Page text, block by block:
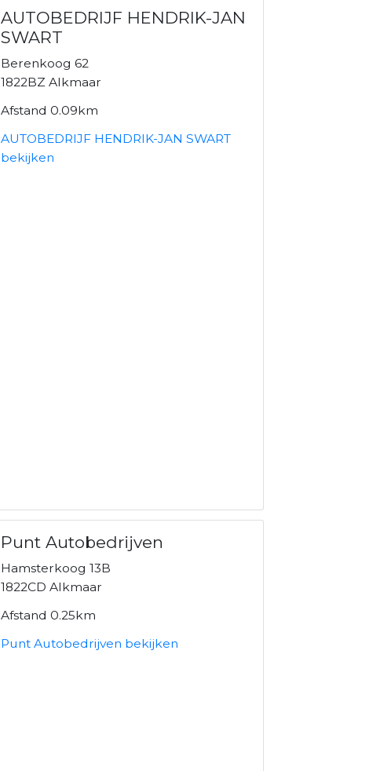
AUTOBEDRIJF HENDRIK-JAN
SWART
Berenkoog 62
1822BZ Alkmaar
Afstand 0.09km
AUTOBEDRIJF HENDRIK-JAN SWART
bekijken
Punt Autobedrijven
Hamsterkoog 13B
1822CD Alkmaar
Afstand 0.25km
Punt Autobedrijven bekijken